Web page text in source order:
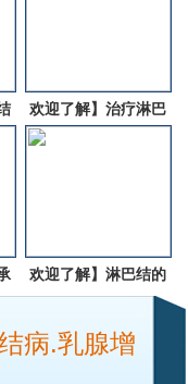
欢迎了解】治疗淋巴
结肿大的中`药有哪
欢迎了解】淋巴结的
病.乳腺增